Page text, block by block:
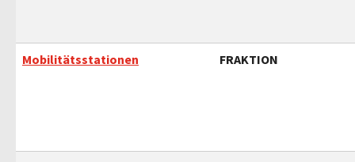
Mobilitätsstationen FRAKTION